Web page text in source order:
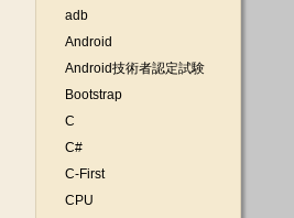
adb
Android
Android技術者認定試験
Bootstrap
C
C#
C-First
CPU